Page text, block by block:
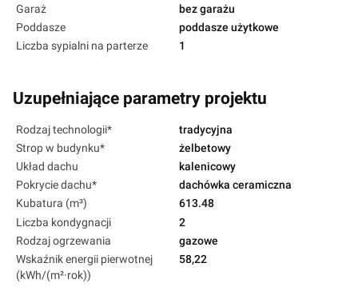
Garaż
bez garażu
Poddasze
poddasze użytkowe
Liczba sypialni na parterze
1
Uzupełniające parametry projektu
Rodzaj technologii*
tradycyjna
Strop w budynku*
żelbetowy
Układ dachu
kalenicowy
Pokrycie dachu*
dachówka ceramiczna
Kubatura (m³)
613.48
Liczba kondygnacji
2
Rodzaj ogrzewania
gazowe
Wskaźnik energii pierwotnej
(kWh/(m²·rok))
58,22